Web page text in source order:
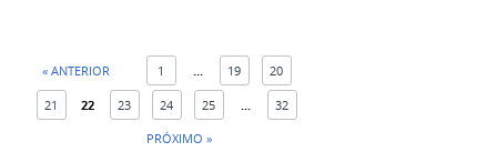
« ANTERIOR 1 ... 19 20
21 22 23 24 25 ...
32
PRÓXIMO »